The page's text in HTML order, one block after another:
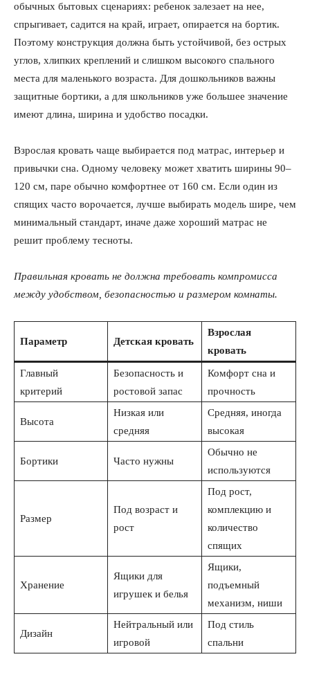
обычных бытовых сценариях: ребенок залезает на нее,
спрыгивает, садится на край, играет, опирается на бортик.
Поэтому конструкция должна быть устойчивой, без острых
углов, хлипких креплений и слишком высокого спального
места для маленького возраста. Для дошкольников важны
защитные бортики, а для школьников уже большее значение
имеют длина, ширина и удобство посадки.
Взрослая кровать чаще выбирается под матрас, интерьер и
привычки сна. Одному человеку может хватить ширины 90–
120 см, паре обычно комфортнее от 160 см. Если один из
спящих часто ворочается, лучше выбирать модель шире, чем
минимальный стандарт, иначе даже хороший матрас не
решит проблему тесноты.
Правильная кровать не должна требовать компромисса
между удобством, безопасностью и размером комнаты.
Параметр Детская кровать
Взрослая
кровать
Главный
критерий
Безопасность и
ростовой запас
Комфорт сна и
прочность
Высота
Низкая или
средняя
Средняя, иногда
высокая
Бортики Часто нужны
Обычно не
используются
Размер
Под возраст и
рост
Под рост,
комплекцию и
количество
спящих
Хранение
Ящики для
игрушек и белья
Ящики,
подъемный
механизм, ниши
Дизайн
Нейтральный или
игровой
Под стиль
спальни